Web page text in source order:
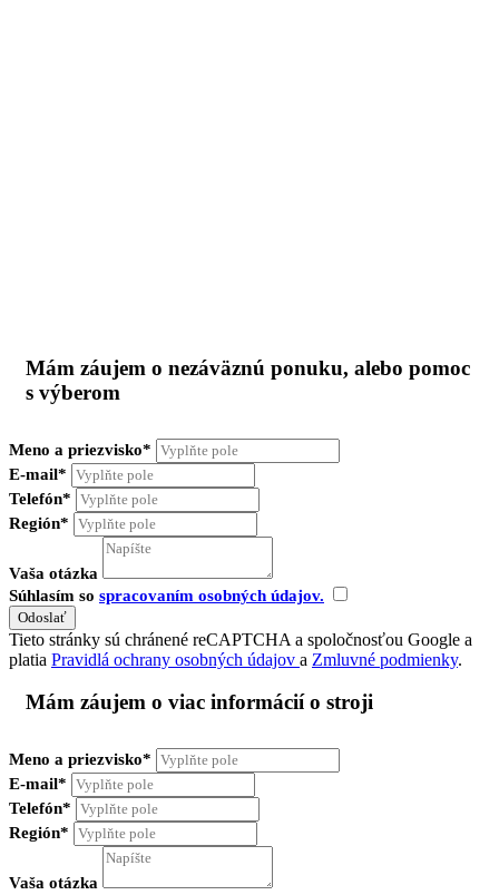
Mám záujem o nezáväznú ponuku, alebo pomoc
s výberom
Meno a priezvisko*
E-mail*
Telefón*
Región*
Vaša otázka
Súhlasím so spracovaním osobných údajov.
Tieto stránky sú chránené reCAPTCHA a spoločnosťou Google a
platia Pravidlá ochrany osobných údajov a Zmluvné podmienky.
Mám záujem o viac informácií o stroji
Meno a priezvisko*
E-mail*
Telefón*
Región*
Vaša otázka